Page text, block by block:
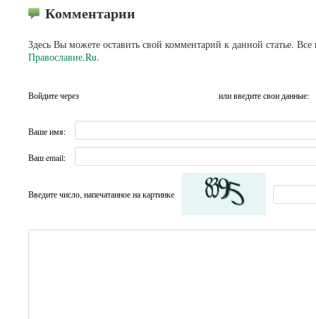
Комментарии
Здесь Вы можете оставить свой комментарий к данной статье.
Православие.Ru.
Войдите через или введите свои данные:
Ваше имя:
Ваш email:
Введите число, напечатанное на картинке